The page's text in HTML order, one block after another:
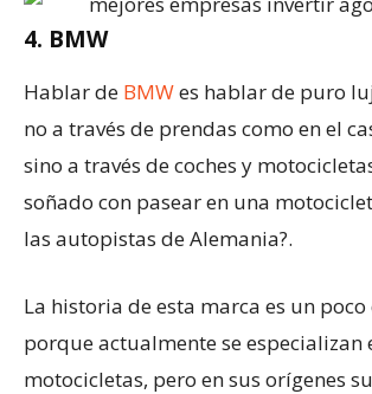
4. BMW
Hablar de BMWes hablar de puro
no a través de prendas como en el
sino a través de coches y
soñado con pasear en una
las autopistas de Alemania?.
La historia de esta marca es un poco
porque actualmente se especializan
motocicletas, pero en sus orígenes